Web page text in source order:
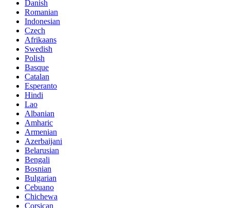
Danish
Romanian
Indonesian
Czech
Afrikaans
Swedish
Polish
Basque
Catalan
Esperanto
Hindi
Lao
Albanian
Amharic
Armenian
Azerbaijani
Belarusian
Bengali
Bosnian
Bulgarian
Cebuano
Chichewa
Corsican